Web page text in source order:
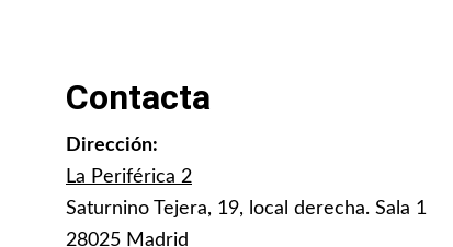
Contacta
Dirección:
La Periférica 2
Saturnino Tejera, 19, local derecha. Sala 1
28025 Madrid